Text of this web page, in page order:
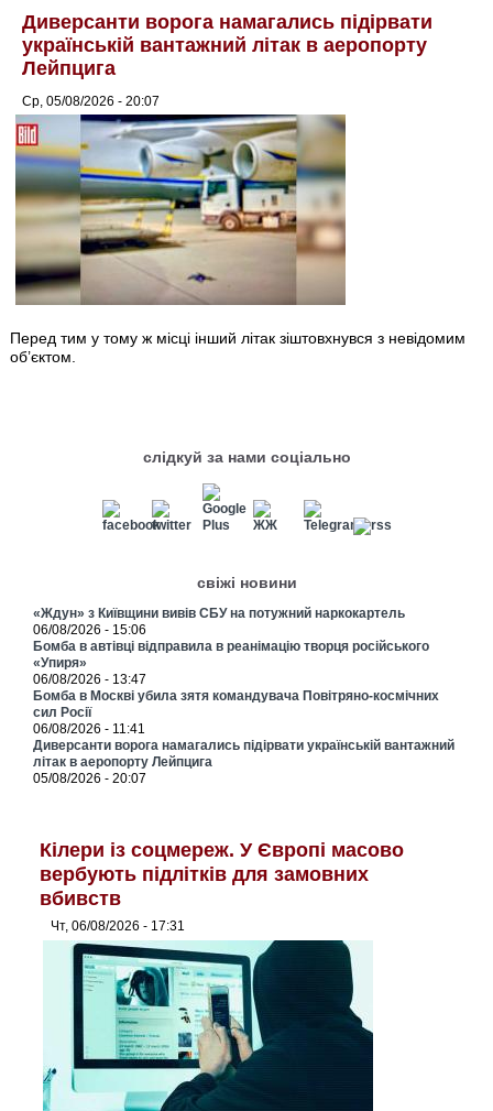
Диверсанти ворога намагались підірвати
українській вантажний літак в аеропорту
Лейпцига
Ср, 05/08/2026 - 20:07
Перед тим у тому ж місці інший літак зіштовхнувся з невідомим
об’єктом.
слідкуй за нами соціально
свіжі новини
«Ждун» з Київщини вивів СБУ на потужний наркокартель
06/08/2026 - 15:06
Бомба в автівці відправила в реанімацію творця російського
«Упиря»
06/08/2026 - 13:47
Бомба в Москві убила зятя командувача Повітряно-космічних
сил Росії
06/08/2026 - 11:41
Диверсанти ворога намагались підірвати українській вантажний
літак в аеропорту Лейпцига
05/08/2026 - 20:07
Кілери із соцмереж. У Європі масово
вербують підлітків для замовних
вбивств
Чт, 06/08/2026 - 17:31